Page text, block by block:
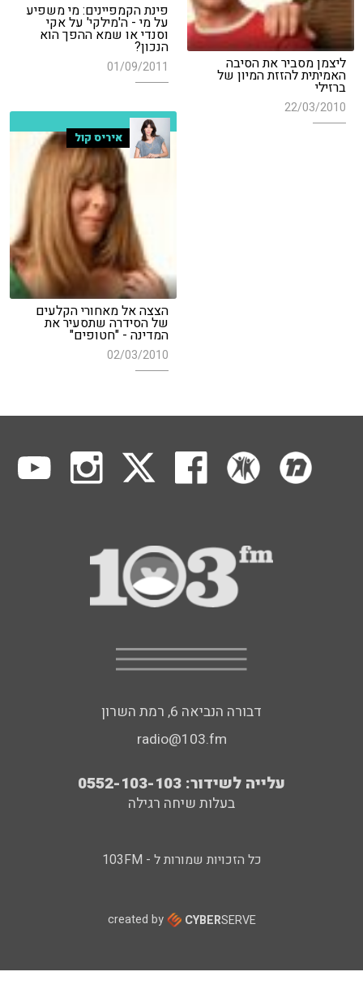
פינת הקמפיינים: מי משפיע
על מי - ה'מילקי' על אקי
וסנדי או שמא ההפך הוא
הנכון?
01/09/2011 ליצמן מסביר את הסיבה
האמיתית להזזת המיון של
ברזילי
22/03/2010
איריס קול
הצצה אל מאחורי הקלעים
של הסידרה שתסעיר את
המדינה - "חטופים"
02/03/2010
דבורה הנביאה 6, רמת השרון
radio@103.fm
עלייה לשידור: 0552-103-103
בעלות שיחה רגילה
כל הזכויות שמורות ל - 103FM
created by CYBERSERVE